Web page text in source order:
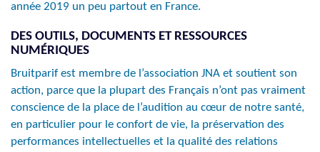
année 2019 un peu partout en France.
DES OUTILS, DOCUMENTS ET RESSOURCES
NUMÉRIQUES
Bruitparif est membre de l’association JNA et soutient son
action, parce que la plupart des Français n’ont pas vraiment
conscience de la place de l’audition au cœur de notre santé,
en particulier pour le confort de vie, la préservation des
performances intellectuelles et la qualité des relations